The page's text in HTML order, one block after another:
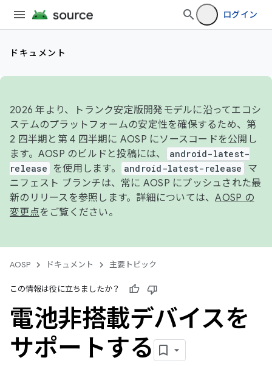
ログイン
ドキュメント
2026 年より、トランク安定版開発モデルに沿ってエコシ
ステムのプラットフォームの安定性を確保するため、第
2 四半期と第 4 四半期に AOSP にソースコードを公開し
ます。AOSP のビルドと投稿には、
android-latest-
release
を使用します。 android-latest-release
マ
ニフェスト ブランチは、常に AOSP にプッシュされた最
新のリリースを参照します。詳細については、AOSP の
変更点をご覧ください。
AOSP ドキュメント 主要トピック
この情報は役に立ちましたか？
電池非搭載デバイスを
サポートする